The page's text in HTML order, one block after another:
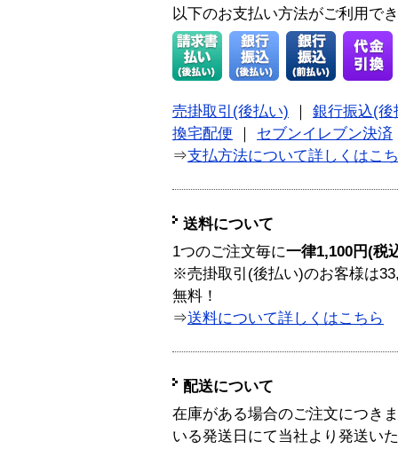
以下のお支払い方法がご利用で
売掛取引(後払い)
銀行振込(後
換宅配便
セブンイレブン決済
⇒支払方法について詳しくはこ
送料について
1つのご注文毎に一律1,100円(税
※売掛取引(後払い)のお客様は
無料！
⇒送料について詳しくはこちら
配送について
在庫がある場合のご注文につき
いる発送日にて当社より発送い